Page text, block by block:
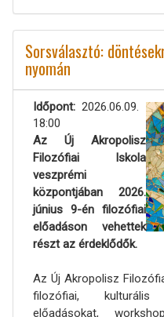
Sorsválasztó:
nyomán
Időpont
2026.06.09.
18:00
Az Új Akropolisz
Filozófiai Iskola
veszprémi
központjában 2026.
június 9-én filozófiai
előadáson vehettek
részt az érdeklődők.
Az Új Akropolisz
filozófiai, kulturális
előadásokat,